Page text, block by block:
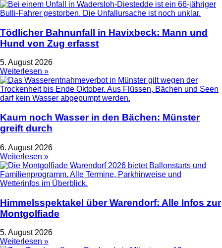
Tödlicher Bahnunfall in Havixbeck: Mann und
Hund von Zug erfasst
5. August 2026
Weiterlesen »
Kaum noch Wasser in den Bächen: Münster
greift durch
6. August 2026
Weiterlesen »
Himmelsspektakel über Warendorf: Alle Infos zur
Montgolfiade
5. August 2026
Weiterlesen »